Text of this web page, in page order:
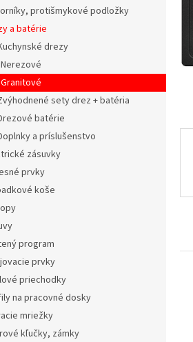
protišmykové podložky
a batérie
drezy
Nerezové
Granitové
sety drez + batéria
batérie
a príslušenstvo
zásuvky
prvky
koše
program
prvky
priechodky
na pracovné dosky
mriežky
kľučky, zámky